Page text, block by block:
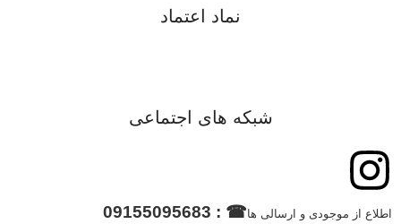
نماد اعتماد
شبکه های اجتماعی
اطلاع از موجودی و ارسالی ها☎ : 09155095683